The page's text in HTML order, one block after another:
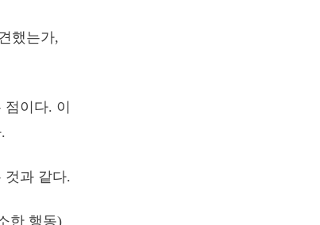
했는가,
이다. 이
것과 같다.
한 행동)